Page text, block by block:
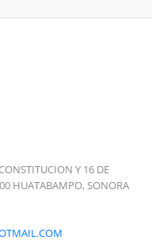
Y 16 DE
HUATABAMPO, SONORA